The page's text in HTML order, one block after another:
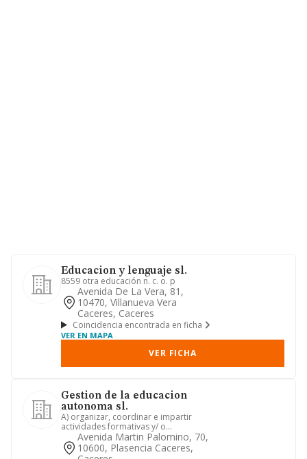
Educacion y lenguaje sl.
8559 otra educación n. c. o. p
Avenida De La Vera, 81,
10470, Villanueva Vera
Caceres, Caceres
Coincidencia encontrada en ficha
VER EN MAPA
VER FICHA
Gestion de la educacion
autonoma sl.
A) organizar, coordinar e impartir
actividades formativas y/ o
informativasen cualquier ámbito del ...
Avenida Martin Palomino, 70,
10600, Plasencia Caceres,